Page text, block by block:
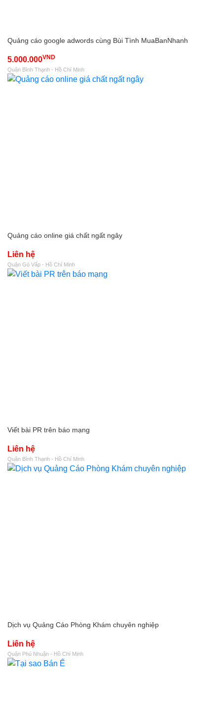
Quảng cáo google adwords cùng Bùi Tình MuaBanNhanh
5.000.000VND
Quận Bình Thạnh - Hồ Chí Minh
Quảng cáo online giá chất ngất ngây
Liên hệ
Quận Gò Vấp - Hồ Chí Minh
Viết bài PR trên báo mạng
Liên hệ
Quận Bình Thạnh - Hồ Chí Minh
Dịch vụ Quảng Cáo Phòng Khám chuyên nghiệp
Liên hệ
Quận Phú Nhuận - Hồ Chí Minh